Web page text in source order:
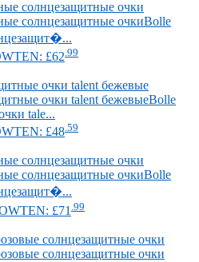
Bolle
£62 .99
Bolle
tale...
£48.59
Bolle
£71 .99